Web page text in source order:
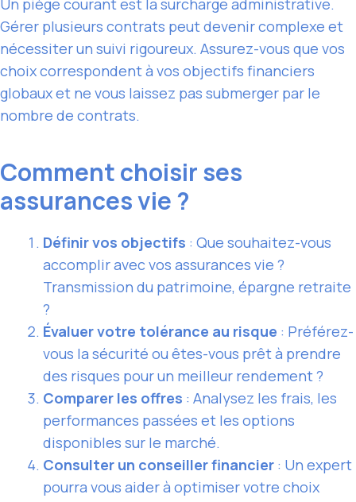
Un piège courant est la surcharge administrative.
Gérer plusieurs contrats peut devenir complexe et
nécessiter un suivi rigoureux. Assurez-vous que vos
choix correspondent à vos objectifs financiers
globaux et ne vous laissez pas submerger par le
nombre de contrats.
Comment choisir ses
assurances vie ?
Définir vos objectifs : Que souhaitez-vous
accomplir avec vos assurances vie ?
Transmission du patrimoine, épargne retraite
?
Évaluer votre tolérance au risque : Préférez-
vous la sécurité ou êtes-vous prêt à prendre
des risques pour un meilleur rendement ?
Comparer les offres : Analysez les frais, les
performances passées et les options
disponibles sur le marché.
Consulter un conseiller financier : Un expert
pourra vous aider à optimiser votre choix